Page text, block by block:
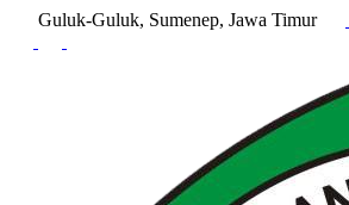
Guluk-Guluk, Sumenep, Jawa Timur